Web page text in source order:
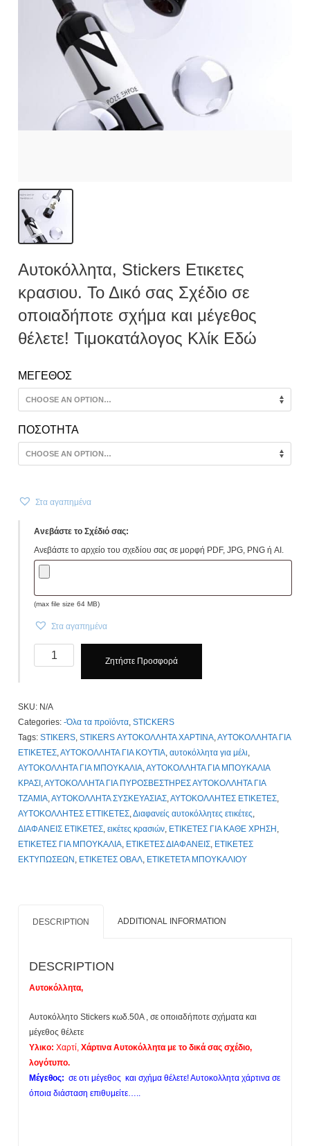
Αυτοκόλλητα, Stickers Ετικετες
κρασιου. Το Δικό σας Σχέδιο σε
οποιαδήποτε σχήμα και μέγεθος
θέλετε! Τιμοκατάλογος Κλίκ Εδώ
ΜΕΓΕΘΟΣ
ΠΟΣΟΤΗΤΑ
Στα αγαπημένα
Ανεβάστε το Σχέδιό σας:
Ανεβάστε το αρχείο του σχεδίου σας σε μορφή PDF, JPG, PNG ή AI.
(max file size 64 MB)
Στα αγαπημένα
Αυτοκόλλητα,
Stickers
Το
Δικό
σας
Σχέδιο
σε
οποιαδήποτε
σχήμα
και
μέγεθος
θέλετε!
Τιμοκατάλογος
Ζητήστε Προσφορά
SKU: N/A
Categories:-Όλα τα προϊόντα,STICKERS
Tags:STIKERS,STIKERS ΑΥΤΟΚΟΛΛΗΤΑ ΧΑΡΤΙΝΑ,ΑΥΤΟΚΟΛΛΗΤΑ ΓΙΑ
ΕΤΙΚΕΤΕΣ,ΑΥΤΟΚΟΛΛΗΤΑ ΓΙΑ ΚΟΥΤΙΑ,αυτοκόλλητα για μέλι,
ΑΥΤΟΚΟΛΛΗΤΑ ΓΙΑ ΜΠΟΥΚΑΛΙΑ,ΑΥΤΟΚΟΛΛΗΤΑ ΓΙΑ ΜΠΟΥΚΑΛΙΑ
ΚΡΑΣΙ ,ΑΥΤΟΚΟΛΛΗΤΑ ΓΙΑ ΠΥΡΟΣΒΕΣΤΗΡΕΣ ΑΥΤΟΚΟΛΛΗΤΑ ΓΙΑ
ΤΖΑΜΙΑ,ΑΥΤΟΚΟΛΛΗΤΑ ΣΥΣΚΕΥΑΣΙΑΣ,ΑΥΤΟΚΟΛΛΗΤΕΣ ΕΤΙΚΕΤΕΣ,
ΑΥΤΟΚΟΛΛΗΤΕΣ ΕΤΤΙΚΕΤΕΣ,Διαφανείς αυτοκόλλητες ετικέτες,
ΔΙΑΦΑΝΕΙΣ ΕΤΙΚΕΤΕΣ,εικέτες κρασιών, ΕΤΙΚΕΤΕΣ ΓΙΑ ΚΑΘΕ ΧΡΗΣΗ ,
ΕΤΙΚΕΤΕΣ ΓΙΑ ΜΠΟΥΚΑΛΙΑ, ΕΤΙΚΕΤΕΣ ΔΙΑΦΑΝΕΙΣ, ΕΤΙΚΕΤΕΣ
ΕΚΤΥΠΩΣΕΩΝ , ΕΤΙΚΕΤΕΣ ΟΒΑΛ, ΕΤΙΚΕΤΕΤΑ ΜΠΟΥΚΑΛΙΟΥ
DESCRIPTION ADDITIONAL INFORMATION
DESCRIPTION
Αυτοκόλλητα,
Αυτοκόλλητο Stickers κωδ.50Α , σε οποιαδήποτε σχήματα και
μέγεθος θέλετε
Υλικο: Χαρτί, Χάρτινα Αυτοκόλλητα με το δικά σας σχέδιο,
λογότυπο.
Mέγεθος: σε οτι μέγεθος και σχήμα θέλετε! Αυτοκολλητα χάρτινα σε
όποια διάσταση επιθυμείτε…..